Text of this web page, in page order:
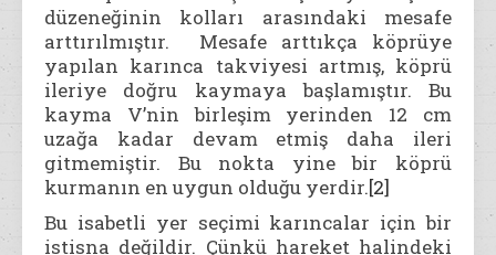
düzeneğinin kolları arasındaki mesafe
arttırılmıştır. Mesafe arttıkça köprüye
yapılan karınca takviyesi artmış, köprü
ileriye doğru kaymaya başlamıştır. Bu
kayma V’nin birleşim yerinden 12 cm
uzağa kadar devam etmiş daha ileri
gitmemiştir. Bu nokta yine bir köprü
kurmanın en uygun olduğu yerdir.[2]
Bu isabetli yer seçimi karıncalar için bir
istisna değildir. Çünkü hareket halindeki